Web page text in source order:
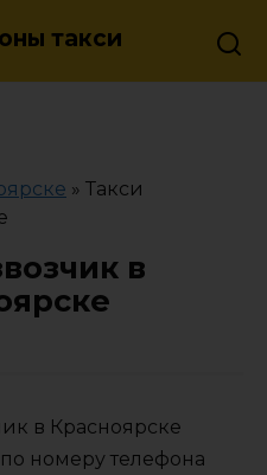
такси
» Такси
в
в Красноярске
номеру телефона